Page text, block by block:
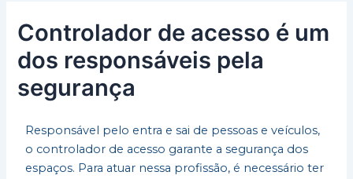
Controlador de acesso é um
dos responsáveis pela
segurança
Responsável pelo entra e sai de pessoas e veículos,
o controlador de acesso garante a segurança dos
espaços. Para atuar nessa profissão, é necessário ter